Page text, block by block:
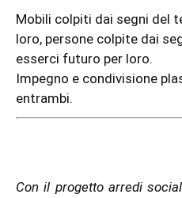
Mobili colpiti dai segni del
loro, persone colpite dai
esserci futuro per loro.
Impegno e condivisione
entrambi.
Con il progetto arredi